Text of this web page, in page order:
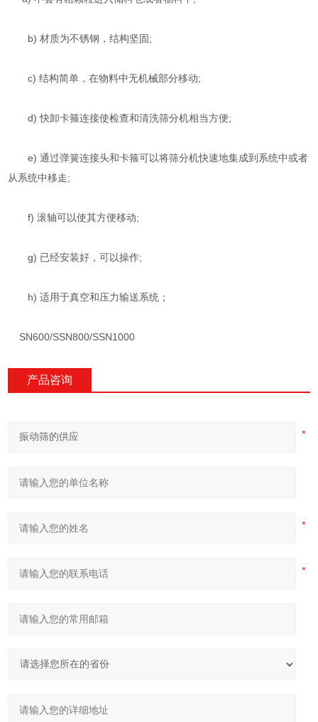
b) 材质为不锈钢，结构坚固;
c) 结构简单，在物料中无机械部分移动;
d) 快卸卡箍连接使检查和清洗筛分机相当方便;
e) 通过弹簧连接头和卡箍可以将筛分机快速地集成到系统中或者
从系统中移走;
f) 滚轴可以使其方便移动;
g) 已经安装好，可以操作;
h) 适用于真空和压力输送系统；
SN600/SSN800/SSN1000
产品咨询